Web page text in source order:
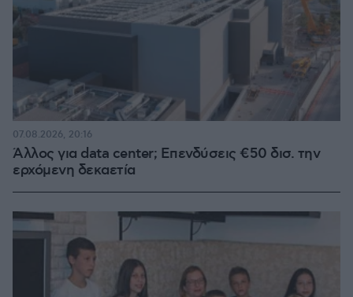
Άλλος για data center; Επενδύσεις €50 δισ. την
ερχόμενη δεκαετία
07.08.2026, 20:16